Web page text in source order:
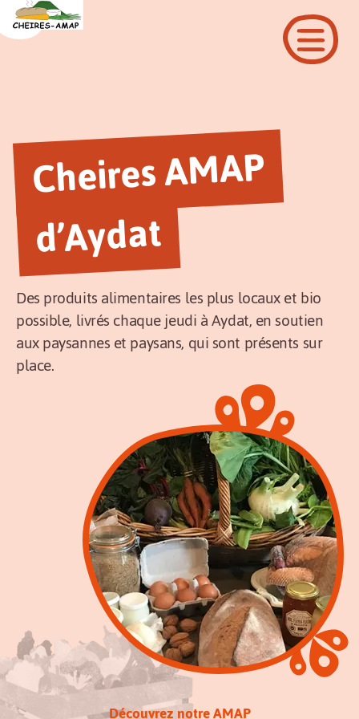
Cheires A
MAP
d’Aydat
Des produits alimentaires les plus locaux et bio
possible, livrés chaque jeudi à Aydat, en soutien
aux paysannes et paysans, qui sont présents sur
place.
Découvrez notre AMAP